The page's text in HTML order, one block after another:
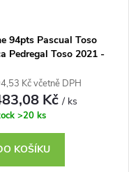
94pts Pascual Toso
Pedregal Toso 2021 -
Kč včetně DPH
Kč/ ks
>20 ks
KOŠÍKU